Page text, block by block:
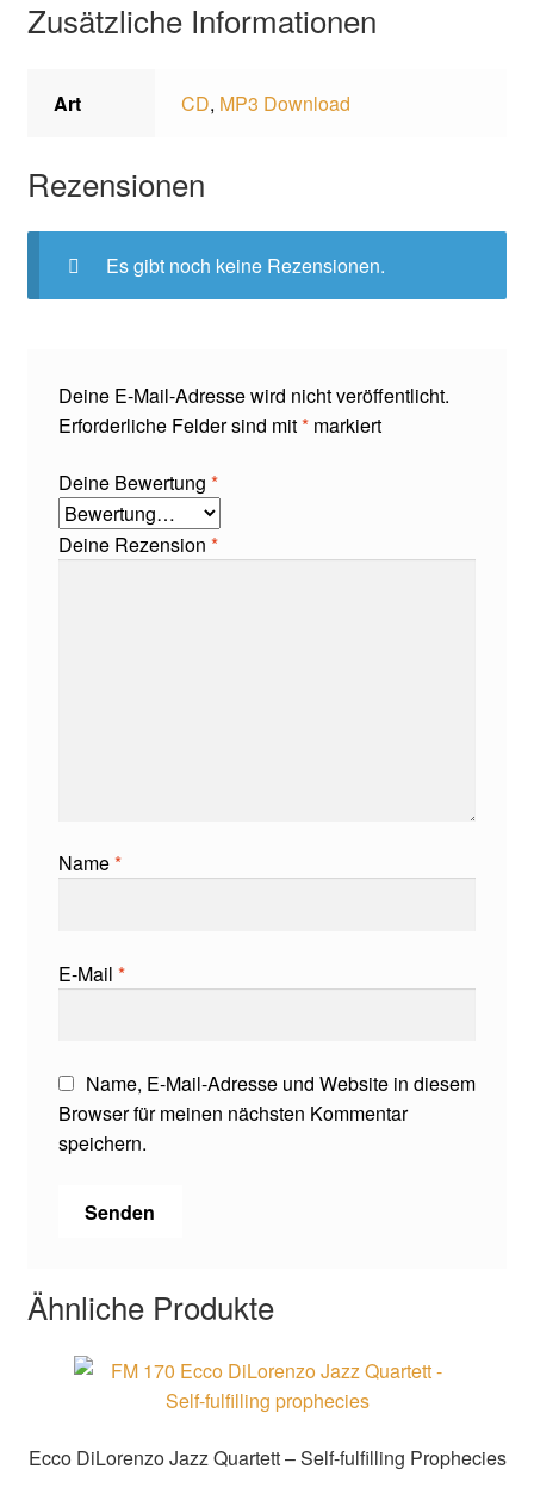
Zusätzliche Informationen
Art CD, MP3 Download
Rezensionen
Es gibt noch keine Rezensionen.
Deine E-Mail-Adresse wird nicht veröffentlicht.
Erforderliche Felder sind mit*markiert
Deine Bewertung *
Deine Rezension *
Name*
E-Mail *
Name, E-Mail-Adresse und Website in diesem
Browser für meinen nächsten Kommentar
speichern.
Ähnliche Produkte
Ecco DiLorenzo Jazz Quartett – Self-fulfilling Prophecies